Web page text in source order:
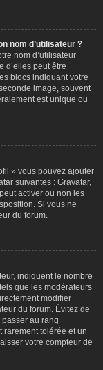
nom d’utilisateur ?
nom d’utilisateur
d’elles peut être
blocs indiquant votre
image, souvent
est unique ou
» vous pouvez ajouter
suivantes : Gravatar,
activer ou non les
Si vous ne
du forum.
indiquent le nombre
que les modérateurs
modifier
du forum. Évitez de
au rang
rarement tolérée et un
votre compteur de